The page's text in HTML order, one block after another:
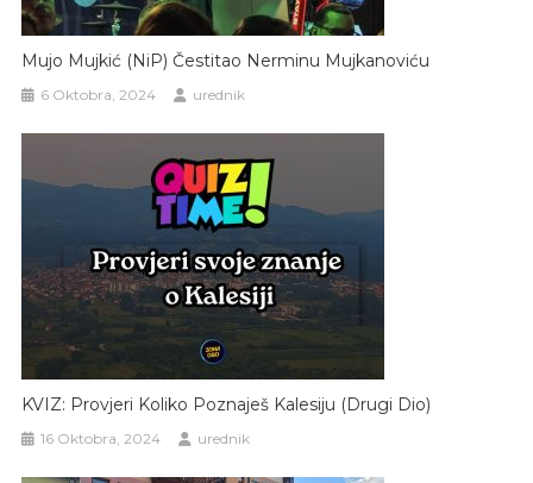
Mujo Mujkić (NiP) Čestitao Nerminu Mujkanoviću
6 Oktobra, 2024 urednik
KVIZ: Provjeri Koliko Poznaješ Kalesiju (Drugi Dio)
16 Oktobra, 2024 urednik